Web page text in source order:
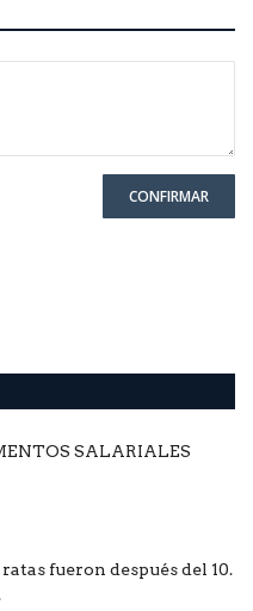
CONFIRMAR
SALARIALES
fueron después del 10.